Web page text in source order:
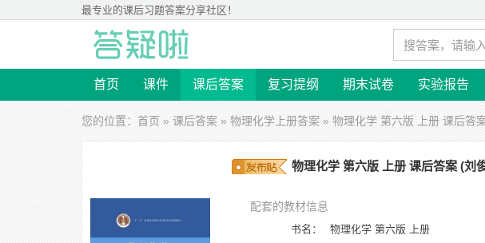
最专业的课后习题答案分享社区！
首页 课件 课后答案 复习提纲 期末试卷 实验报告
您的位置： 首页 » 课后答案 » 物理化学上册答案 » 物理化学 第六版 上册 课后答
物理化学 第六版 上册 课后答案 (刘
配套的教材信息
书名：
物理化学 第六版 上册